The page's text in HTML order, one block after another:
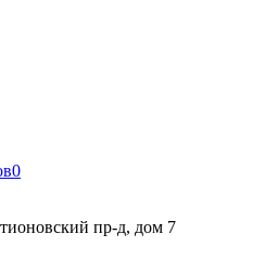
0
пр-д, дом 7